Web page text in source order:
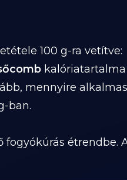
100 g-ra vetítve:
kalóriatartalma
mennyire alkalmas
ban.
étrendbe.